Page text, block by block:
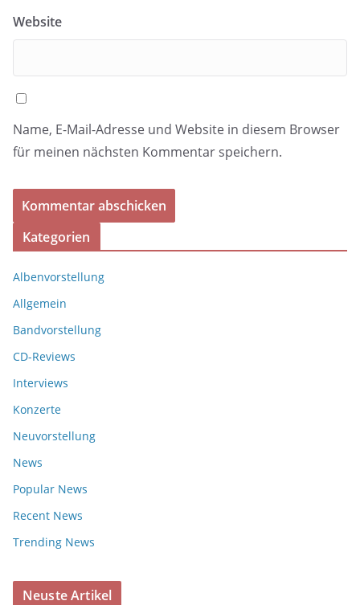
Website
Name, E-Mail-Adresse und Website in diesem Browser
für meinen nächsten Kommentar speichern.
Kategorien
Albenvorstellung
Allgemein
Bandvorstellung
CD-Reviews
Interviews
Konzerte
Neuvorstellung
News
Popular News
Recent News
Trending News
Neuste Artikel